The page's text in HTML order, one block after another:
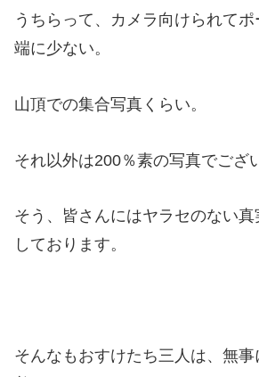
うちらって、カメラ向けられて
端に少ない。
山頂での集合写真くらい。
それ以外は200％素の写真でござ
そう、皆さんにはヤラセのない
しております。
そんなもおすけたち三人は、無事